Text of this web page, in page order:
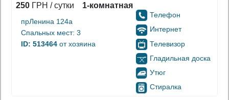
250 ГРН / сутки 1-комнатная
прЛенина 124а
Спальных мест: 3
ID: 513464 от хозяина
Телефон
Интернет
Телевизор
Гладильная доска
Утюг
Стиралка